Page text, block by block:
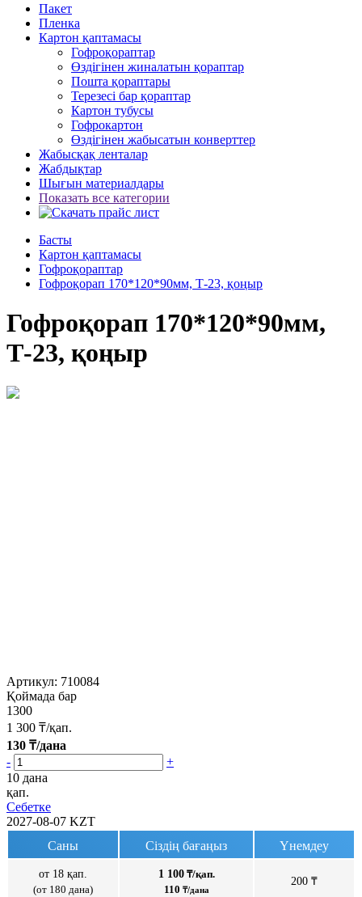
Пакет
Пленка
Картон қаптамасы
Гофроқораптар
Өздігінен жиналатын қораптар
Пошта қораптары
Терезесі бар қораптар
Картон тубусы
Гофрокартон
Өздігінен жабысатын конверттер
Жабысқақ ленталар
Жабдықтар
Шығын материалдары
Показать все категории
Басты
Картон қаптамасы
Гофроқораптар
Гофроқорап 170*120*90мм, Т-23, қоңыр
Гофроқорап 170*120*90мм,
Т-23, қоңыр
Артикул: 710084
Қоймада бар
1300
1 300 ₸/қап.
130 ₸/дана
-
+
10 дана
қап.
Себетке
2027-08-07 KZT
Саны
Сіздің бағаңыз Үнемдеу
от 18 қап.
(от 180 дана)
1 100₸/қап.
110 ₸/дана
200 ₸